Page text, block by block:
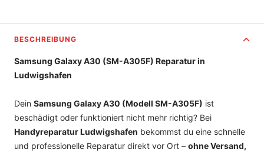
BESCHREIBUNG
Samsung Galaxy A30 (SM-A305F) Reparatur in
Ludwigshafen
Dein Samsung Galaxy A30 (Modell SM-A305F) ist
beschädigt oder funktioniert nicht mehr richtig? Bei
Handyreparatur Ludwigshafen bekommst du eine schnelle
und professionelle Reparatur direkt vor Ort – ohne Versand,